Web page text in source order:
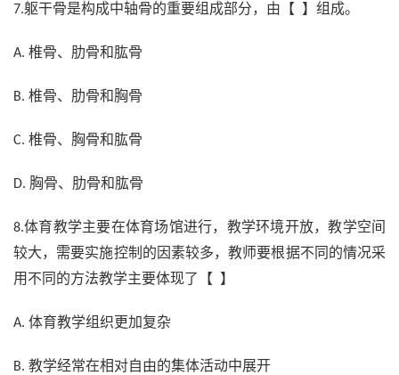
7.躯干骨是构成中轴骨的重要组成部分，由【 】组成。
A. 椎骨、肋骨和肱骨
B. 椎骨、肋骨和胸骨
C. 椎骨、胸骨和肱骨
D. 胸骨、肋骨和肱骨
8.体育教学主要在体育场馆进行，教学环境开放，教学空间
较大，需要实施控制的因素较多，教师要根据不同的情况采
用不同的方法教学主要体现了【 】
A. 体育教学组织更加复杂
B. 教学经常在相对自由的集体活动中展开